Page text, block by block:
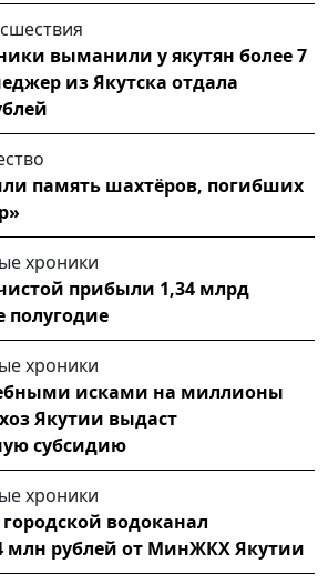
выманили у якутян более 7
из Якутска отдала
память шахтёров, погибших
хроники
прибыли 1,34 млрд
полугодие
хроники
исками на миллионы
Якутии выдаст
субсидию
хроники
водоканал
млн рублей от МинЖКХ Якутии